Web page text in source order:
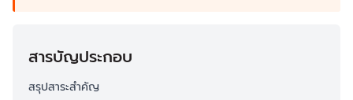
สารบัญประกอบ
สรุปสาระสำคัญ